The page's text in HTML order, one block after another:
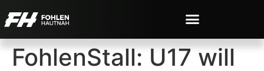
FohlenStall: U17 will